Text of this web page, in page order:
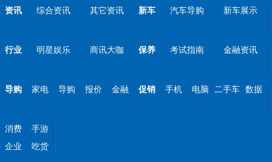
资讯 综合资讯 其它资讯 新车 汽车导购 新车展示
行业 明星娱乐 商讯大咖 保养 考试指南 金融资讯
导购 家电 导购 报价 金融 促销 手机 电脑 二手车 数据
消费
手游
企业
吃货